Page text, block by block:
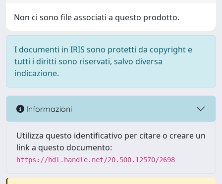
Non ci sono file associati a questo prodotto.
I documenti in IRIS sono protetti da copyright e
tutti i diritti sono riservati, salvo diversa
indicazione.
Informazioni
Utilizza questo identificativo per citare o creare un
link a questo documento:
https://hdl.handle.net/20.500.12570/2698